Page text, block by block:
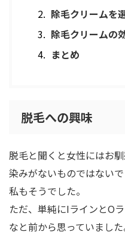
除毛クリームを
除毛クリームの
まとめ
脱毛への興味
脱毛と聞くと女性にはお
染みがないものではない
私もそうでした。
ただ、単純にIラインとO
なと前から思っていました